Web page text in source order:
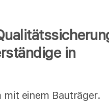
in
mit einem Bauträger.